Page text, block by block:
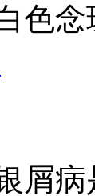
色
屑